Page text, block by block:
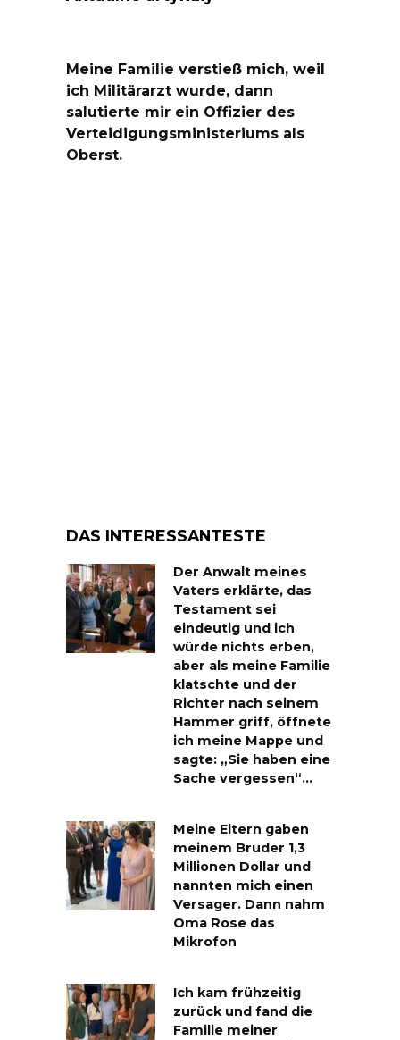
Meine Familie verstieß mich, weil
ich Militärarzt wurde, dann
salutierte mir ein Offizier des
Verteidigungsministeriums als
Oberst.
DAS INTERESSANTESTE
Der Anwalt meines
Vaters erklärte, das
Testament sei
eindeutig und ich
würde nichts erben,
aber als meine Familie
klatschte und der
Richter nach seinem
Hammer griff, öffnete
ich meine Mappe und
sagte: „Sie haben eine
Sache vergessen“…
Meine Eltern gaben
meinem Bruder 1,3
Millionen Dollar und
nannten mich einen
Versager. Dann nahm
Oma Rose das
Mikrofon
Ich kam frühzeitig
zurück und fand die
Familie meiner